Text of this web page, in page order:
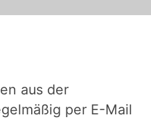
aus der
per E-Mail